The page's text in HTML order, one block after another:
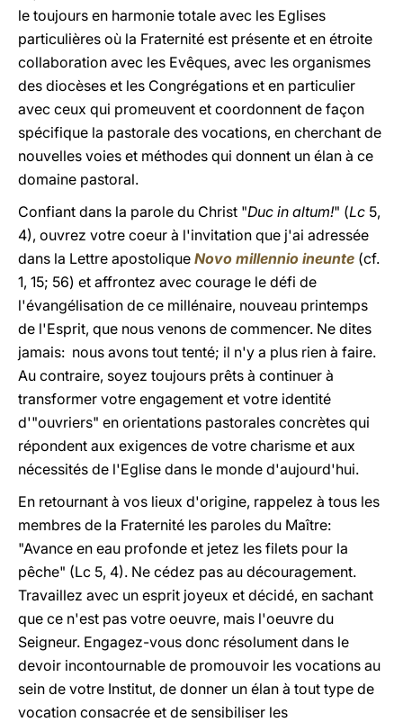
le toujours en harmonie totale avec les Eglises
particulières où la Fraternité est présente et en étroite
collaboration avec les Evêques, avec les organismes
des diocèses et les Congrégations et en particulier
avec ceux qui promeuvent et coordonnent de façon
spécifique la pastorale des vocations, en cherchant de
nouvelles voies et méthodes qui donnent un élan à ce
domaine pastoral.
Confiant dans la parole du Christ "Duc in altum!" (Lc 5,
4), ouvrez votre coeur à l'invitation que j'ai adressée
dans la Lettre apostolique Novo millennio ineunte (cf.
1, 15; 56) et affrontez avec courage le défi de
l'évangélisation de ce millénaire, nouveau printemps
de l'Esprit, que nous venons de commencer. Ne dites
jamais: nous avons tout tenté; il n'y a plus rien à faire.
Au contraire, soyez toujours prêts à continuer à
transformer votre engagement et votre identité
d'"ouvriers" en orientations pastorales concrètes qui
répondent aux exigences de votre charisme et aux
nécessités de l'Eglise dans le monde d'aujourd'hui.
En retournant à vos lieux d'origine, rappelez à tous les
membres de la Fraternité les paroles du Maître:
"Avance en eau profonde et jetez les filets pour la
pêche" (Lc 5, 4). Ne cédez pas au découragement.
Travaillez avec un esprit joyeux et décidé, en sachant
que ce n'est pas votre oeuvre, mais l'oeuvre du
Seigneur. Engagez-vous donc résolument dans le
devoir incontournable de promouvoir les vocations au
sein de votre Institut, de donner un élan à tout type de
vocation consacrée et de sensibiliser les